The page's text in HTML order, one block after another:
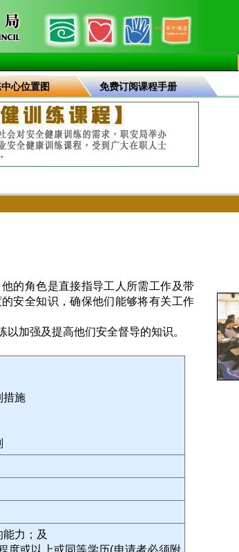
心位置图 免费订阅课程手册
的角色是直接指导工人所需工作及带
安全知识，确保他们能够将有关工作
加强及提高他们安全督导的知识。
措施
力；及
度或以上或同等学历(申请者必须附